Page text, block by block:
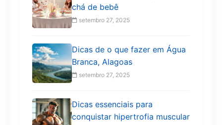
chá de bebê
setembro 27, 2025
Dicas de o que fazer em Água
Branca, Alagoas
setembro 27, 2025
Dicas essenciais para
conquistar hipertrofia muscular